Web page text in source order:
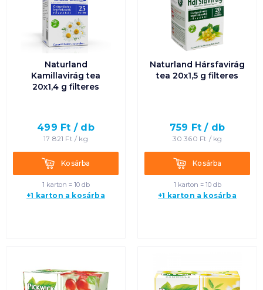
Naturland
Kamillavirág tea
20x1,4 g filteres
499 Ft / db
17 821 Ft / kg
KosárbaKosárba
1 karton = 10 db
+1 karton a kosárba
Naturland Hársfavirág
tea 20x1,5 g filteres
759 Ft / db
30 360 Ft / kg
KosárbaKosárba
1 karton = 10 db
+1 karton a kosárba